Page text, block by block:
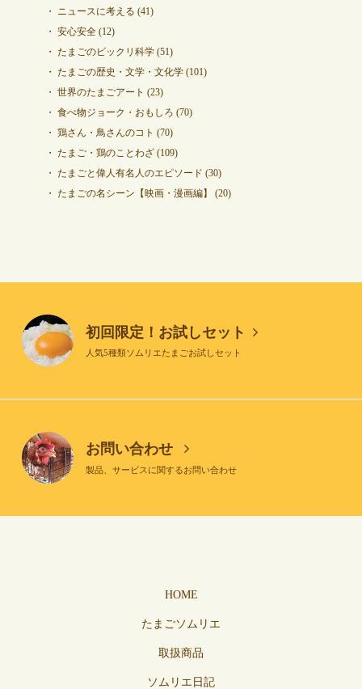
ニュースに考える (41)
安心安全(12)
たまごのビックリ科学(51)
たまごの歴史・文学・文化学(101)
世界のたまごアート (23)
食べ物ジョーク・おもしろ (70)
鶏さん・鳥さんのコト (70)
たまご・鶏のことわざ(109)
たまごと偉人有名人のエピソード (30)
たまごの名シーン【映画・漫画編】
(20)
初回限定！お試しセット
人気5種類ソムリエたまごお試しセット
お問い合わせ
製品、サービスに関するお問い合わせ
HOME
たまごソムリエ
取扱商品
ソムリエ日記